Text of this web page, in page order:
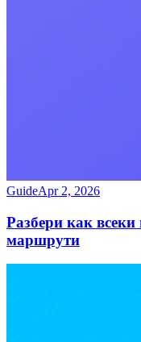
GuideApr 2, 2026
Разбери как
маршрути